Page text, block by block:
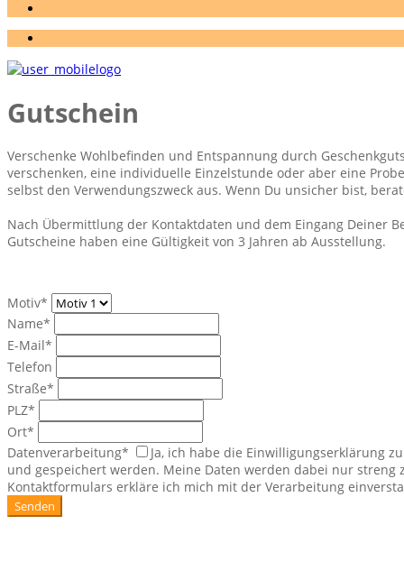
Gutschein
Verschenke Wohlbefinden und Entspannung durch
verschenken, eine individuelle Einzelstunde oder aber eine
selbst den Verwendungszweck aus. Wenn Du unsicher bist,
Nach Übermittlung der Kontaktdaten und dem Eingang Deiner
Gutscheine haben eine Gültigkeit von 3 Jahren ab Ausstellung.
Motiv*
Name*
E-Mail*
Telefon
Straße*
PLZ*
Ort*
Datenverarbeitung*
Ja, ich habe die Einwilligungserklärung
und gespeichert werden. Meine Daten werden dabei nur
Kontaktformulars erkläre ich mich mit der Verarbeitung
Senden